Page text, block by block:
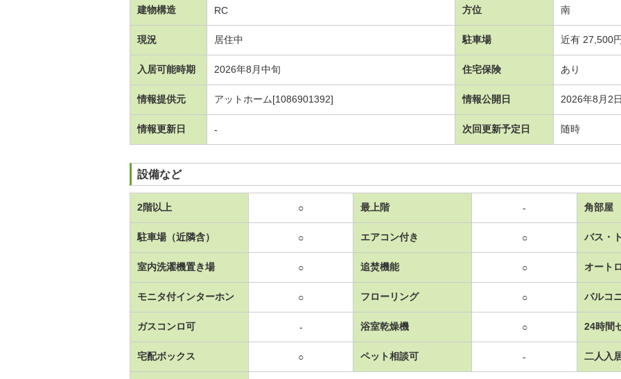
建物構造 RC 方位 南
現況 居住中 駐車場 近有 27,500円
入居可能時期 2026年8月中旬 住宅保険 あり
情報提供元 アットホーム[1086901392] 情報公開日 2026年8月2日
情報更新日 - 次回更新予定日 随時
設備など
2階以上 ○ 最上階 - 角部屋
駐車場（近隣含） ○ エアコン付き ○ バス・
室内洗濯機置き場 ○ 追焚機能 ○ オート
モニタ付インターホン ○ フローリング ○ バルコ
ガスコンロ可 - 浴室乾燥機 ○ 24時間
宅配ボックス ○ ペット相談可 - 二人入